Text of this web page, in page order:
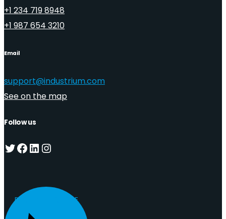
+1 234 719 8948
+1 987 654 3210
Email
support@industrium.com
See on the map
Follow us
Twitter
Facebook
LinkedIn
Instagram
REQUEST A QUOTE